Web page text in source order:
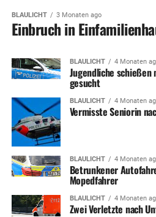
BLAULICHT 3 Monaten ago
Einbruch in
BLAULICHT 4 Monaten
Jugendliche schießen
gesucht
BLAULICHT 4 Monaten
Vermisste Seniorin
BLAULICHT 4 Monaten
Betrunkener
Mopedfahrer
BLAULICHT 4 Monaten
Zwei Verletzte nach